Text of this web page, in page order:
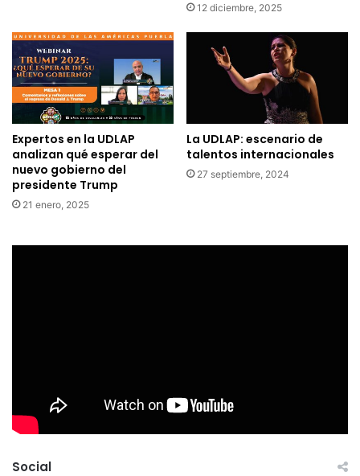
12 diciembre, 2025
Expertos en la UDLAP
analizan qué esperar del
nuevo gobierno del
presidente Trump
21 enero, 2025
La UDLAP: escenario de
talentos internacionales
27 septiembre, 2024
Social